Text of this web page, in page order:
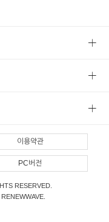
이용약관
PC버전
RESERVED.